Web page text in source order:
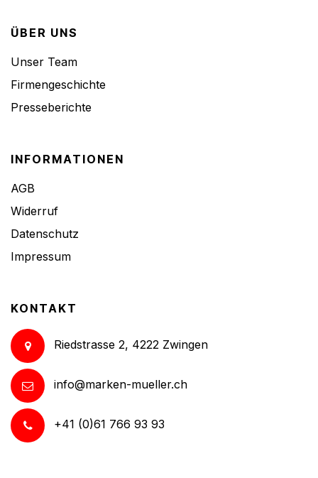
ÜBER UNS
Unser Team
Firmengeschichte
Presseberichte
INFORMATIONEN
AGB
Widerruf
Datenschutz
Impressum
KONTAKT
Riedstrasse 2, 4222 Zwingen
info@marken-mueller.ch
+41 (0)61 766 93 93